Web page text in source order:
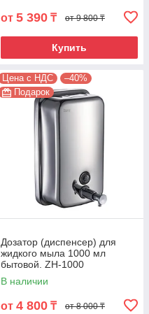
от 5 390 ₸ от 9 800 ₸
Купить
Цена с НДС
–40%
Подарок
Дозатор (диспенсер) для
жидкого мыла 1000 мл
бытовой. ZH-1000
В наличии
от 4 800 ₸ от 8 000 ₸